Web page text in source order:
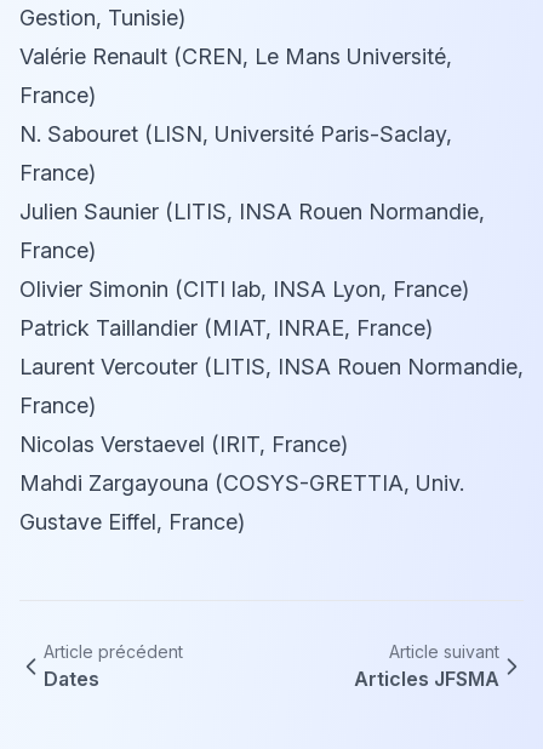
Gestion, Tunisie)
Valérie Renault (CREN, Le Mans Université,
France)
N. Sabouret (LISN, Université Paris-Saclay,
France)
Julien Saunier (LITIS, INSA Rouen Normandie,
France)
Olivier Simonin (CITI lab, INSA Lyon, France)
Patrick Taillandier (MIAT, INRAE, France)
Laurent Vercouter (LITIS, INSA Rouen Normandie,
France)
Nicolas Verstaevel (IRIT, France)
Mahdi Zargayouna (COSYS-GRETTIA, Univ.
Gustave Eiffel, France)
Article précédent
Dates
Article suivant
Articles JFSMA